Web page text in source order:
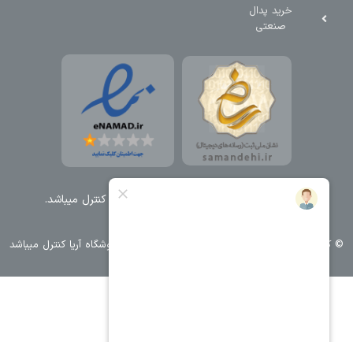
خرید پدال
صنعتی
تمامی حقوق مطالب و سایت نزد شرکت اریا کنترل میباشد.
© کليه حقوق مادی و معنوی اين سايت متعلق به فروشگاه آریا کنترل ميباشد